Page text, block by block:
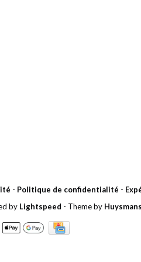
- Politique de confidentialité -
by Lightspeed - Theme by